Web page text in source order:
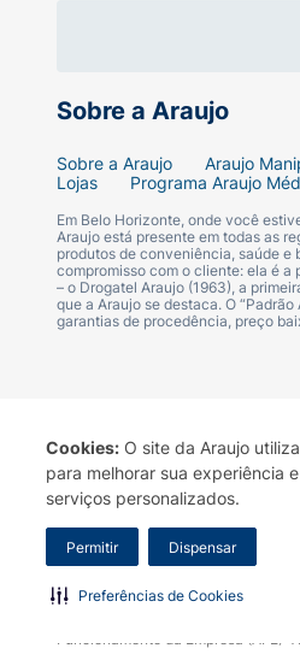
Cookies: O site da Araujo
para melhorar sua experiência
serviços personalizados.
Permitir Dispensar
Preferências de Cookies
Sobre a Araujo
Sobre a Araujo Araujo
Lojas
Programa Araujo
Em Belo Horizonte, onde você
Araujo está presente em todas as
produtos de conveniência, saúde e
compromisso com o cliente: ela é
– o Drogatel Araujo (1963), a
que a Araujo se destaca. O
garantias de procedência, preço
Termo de Uso Portal da
A Drogaria Araujo S/A informa
marca. Para sua segurança
Araujo S.A. Em caso de dúvidas,
Razão Social: Drogaria Araujo S.A
0300.313.1010 e (31) 3270-5000
10.965 | Yasmin Silva Alvarenga
Funcionamento da Empresa (AFE):